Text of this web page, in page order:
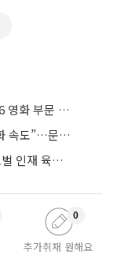
'세계의 주인' 윤가은 감독, 벡델데이 2026 영화 부문 벡델리안 감독 선정
문체부 “예술인 안전망 강화·K컬처 세계화 속도”…문화강국 청사진 제시
CJ문화재단, 음악 유학생 5명 선발…글로벌 인재 육성 지원
추가취재 원해요
0